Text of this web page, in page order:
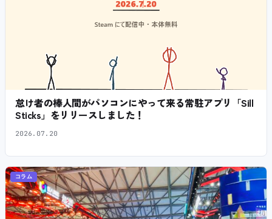
怠け者の棒人間がパソコンにやって来る常駐アプリ「Sill
Sticks」をリリースしました！
2026.07.20
コラム